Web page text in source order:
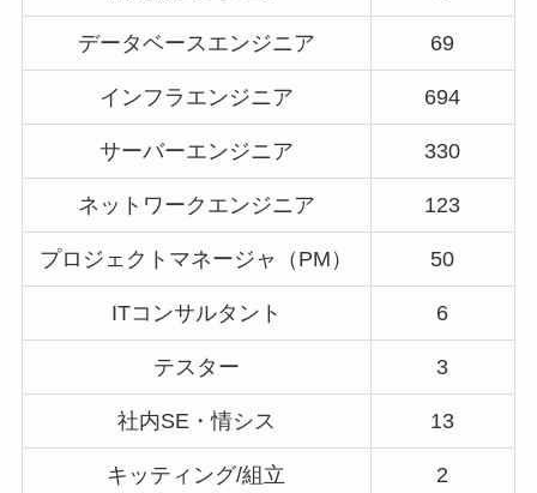
データベースエンジニア 69
インフラエンジニア 694
サーバーエンジニア 330
ネットワークエンジニア 123
プロジェクトマネージャ（PM） 50
ITコンサルタント 6
テスター 3
社内SE・情シス 13
キッティング/組立 2